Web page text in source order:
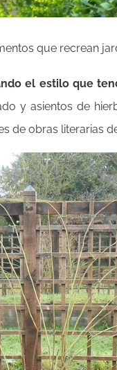
que recrean
el estilo que
y asientos de
de obras literarias